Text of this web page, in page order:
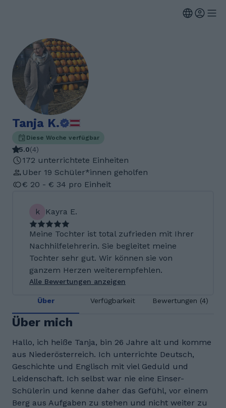
Tanja K.
Diese Woche verfügbar
5.0(4)
172 unterrichtete Einheiten
Uber 19 Schüler*innen geholfen
€ 20 - € 34 pro Einheit
k Kayra E.
Meine Tochter ist total zufrieden mit Ihrer
Nachhilfelehrerin. Sie begleitet meine
Tochter sehr gut. Wir können sie von
ganzem Herzen weiterempfehlen.
Alle Bewertungen anzeigen
Über Verfügbarkeit Bewertungen (4)
Über mich
Hallo, ich heiße Tanja, bin 26 Jahre alt und komme
aus Niederösterreich. Ich unterrichte Deutsch,
Geschichte und Englisch mit viel Geduld und
Leidenschaft. Ich selbst war nie eine Einser-
Schülerin und kenne daher das Gefühl, vor einem
Berg aus Aufgaben zu stehen und nicht weiter zu